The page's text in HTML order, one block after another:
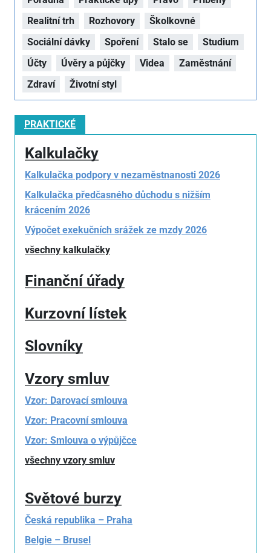
Realitní trh
Rozhovory
Školkovné
Sociální dávky
Spoření Stalo se
Studium
Účty
Úvěry a půjčky Videa
Zaměstnání
Zdraví
Životní styl
PRAKTICKÉ
Kalkulačky
Kalkulačka podpory v nezaměstnanosti 2026
Kalkulačka předčasného důchodu s nižším
krácením 2026
Výpočet exekučních srážek ze mzdy 2026
všechny kalkulačky
Finanční úřady
Kurzovní lístek
Slovníky
Vzory smluv
Vzor: Darovací smlouva
Vzor: Pracovní smlouva
Vzor: Smlouva o výpůjčce
všechny vzory smluv
Světové burzy
Česká republika – Praha
Belgie – Brusel